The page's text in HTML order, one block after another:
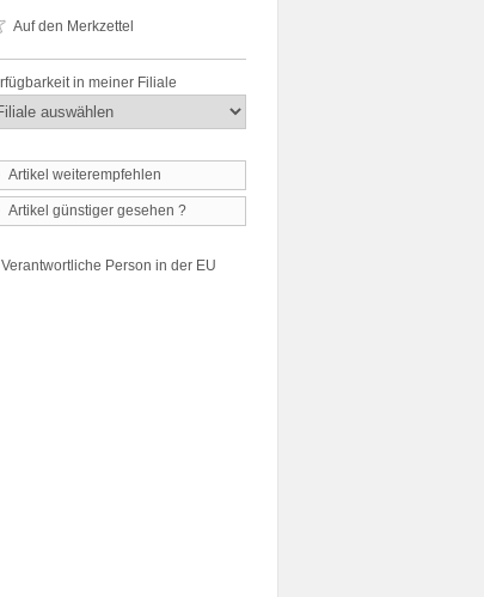
Auf den Merkzettel
in meiner Filiale
Artikel weiterempfehlen
Artikel günstiger gesehen ?
Verantwortliche Person in der EU